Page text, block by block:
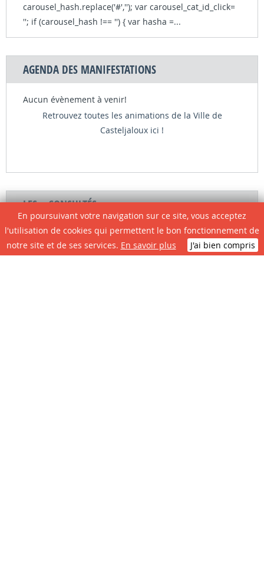
carousel_hash.replace('#',''); var carousel_cat_id_click=
''; if (carousel_hash !== '') { var hasha =...
AGENDA DES MANIFESTATIONS
Aucun évènement à venir!
Retrouvez toutes les animations de la Ville de
Casteljaloux ici !
LES + CONSULTÉS
En poursuivant votre navigation sur ce site, vous acceptez
l'utilisation de cookies qui permettent le bon fonctionnement de
notre site et de ses services. En savoir plus J'ai bien compris